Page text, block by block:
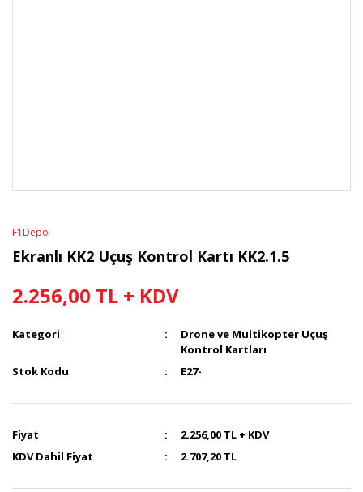
F1Depo
Ekranlı KK2 Uçuş Kontrol Kartı KK2.1.5
2.256,00 TL + KDV
Kategori
Drone ve Multikopter Uçuş
Kontrol Kartları
Stok Kodu
E27-
Fiyat
2.256,00 TL + KDV
KDV Dahil Fiyat
2.707,20 TL